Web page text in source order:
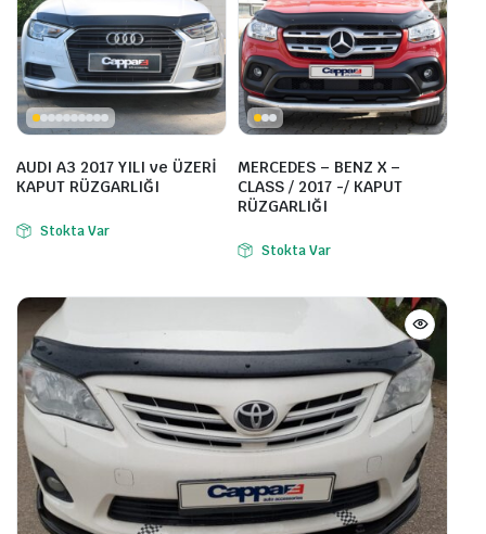
AUDI A3 2017 YILI ve ÜZERİ
KAPUT RÜZGARLIĞI
Stokta Var
MERCEDES – BENZ X –
CLASS / 2017 -/ KAPUT
RÜZGARLIĞI
Stokta Var